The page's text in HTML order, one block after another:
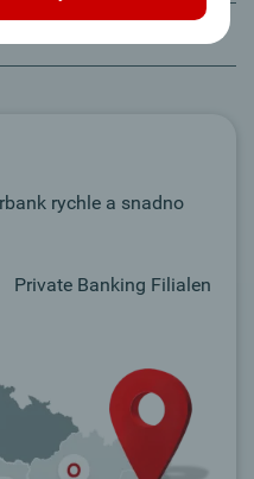
rychle a snadno
Private Banking Filialen